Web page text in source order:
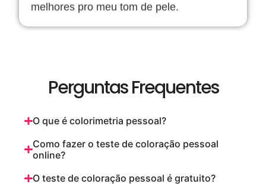
melhores pro meu tom de pele.
Perguntas Frequentes
O que é colorimetria pessoal?
Como fazer o teste de coloração pessoal
online?
O teste de coloração pessoal é gratuito?